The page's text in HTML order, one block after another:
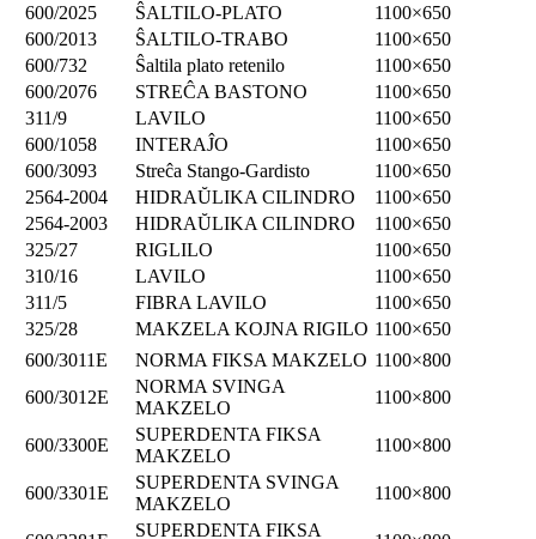
600/2025
ŜALTILO-PLATO
1100×650
600/2013
ŜALTILO-TRABO
1100×650
600/732
Ŝaltila plato retenilo
1100×650
600/2076
STREĈA BASTONO
1100×650
311/9
LAVILO
1100×650
600/1058
INTERAĴO
1100×650
600/3093
Streĉa Stango-Gardisto
1100×650
2564-2004
HIDRAŬLIKA CILINDRO
1100×650
2564-2003
HIDRAŬLIKA CILINDRO
1100×650
325/27
RIGLILO
1100×650
310/16
LAVILO
1100×650
311/5
FIBRA LAVILO
1100×650
325/28
MAKZELA KOJNA RIGILO 1100×650
600/3011E
NORMA FIKSA MAKZELO 1100×800
600/3012E
NORMA SVINGA
MAKZELO
1100×800
600/3300E
SUPERDENTA FIKSA
MAKZELO
1100×800
600/3301E
SUPERDENTA SVINGA
MAKZELO
1100×800
SUPERDENTA FIKSA